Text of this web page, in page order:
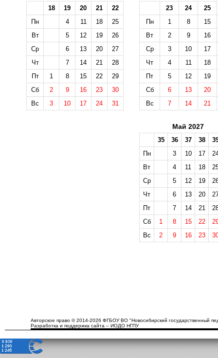
18 19 20 21
22
Пн
4 11 18
25
Вт
5 12 19
26
Ср
6 13 20
27
Чт
7 14 21
28
Пт
1 8 15 22
29
Сб
2 9 16 23
30
Вс
3 10 17 24 31
23 24
25
Пн
1 8
15
Вт
2 9
16
Ср
3 10
17
Чт
4 11
18
Пт
5 12
19
Сб
6 13
20
Вс
7 14 21
Май 2027
35 36 37 38
Пн
3 10 17
Вт
4 11 18
Ср
5 12 19
Чт
6 13 20
Пт
7 14 21
Сб
1 8 15 22
Вс
2 9 16 23
Авторское право © 2014-2026 ФГБОУ ВО "Новосибирский государственный
Разработка и поддержка сайта – ИОДО НГПУ